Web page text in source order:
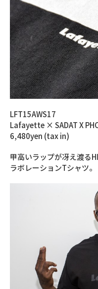
LFT15AWS17
Lafayette × SADAT X
6,480yen (tax in)
甲高いラップが冴え渡る
ラボレーションTシャツ。